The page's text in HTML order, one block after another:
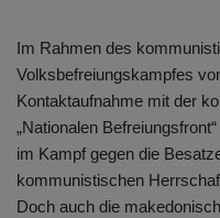
Im Rahmen des
Volksbefreiungskampfes
Kontaktaufnahme mit der
„Nationalen
im Kampf gegen die
kommunistischen
Doch auch die